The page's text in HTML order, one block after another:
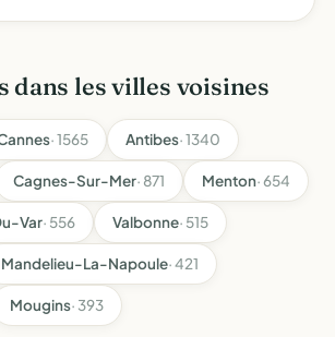
dans les villes voisines
· 1565 Antibes· 1340
Cagnes-Sur-Mer· 871 Menton· 654
Var· 556 Valbonne· 515
Mandelieu-La-Napoule· 421
Mougins· 393